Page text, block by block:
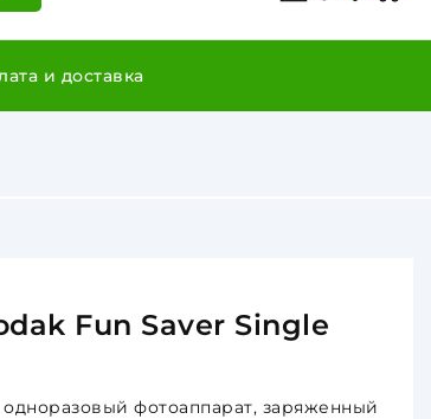
и доставка
Fun Saver Single
одноразовый фотоаппарат, заряженный